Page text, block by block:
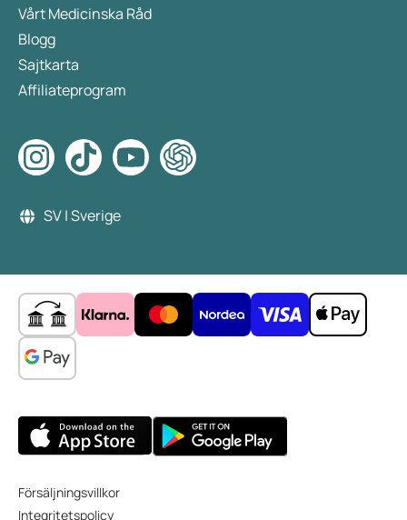
Vårt Medicinska Råd
Blogg
Sajtkarta
Affiliateprogram
SV | Sverige
Försäljningsvillkor
Integritetspolicy